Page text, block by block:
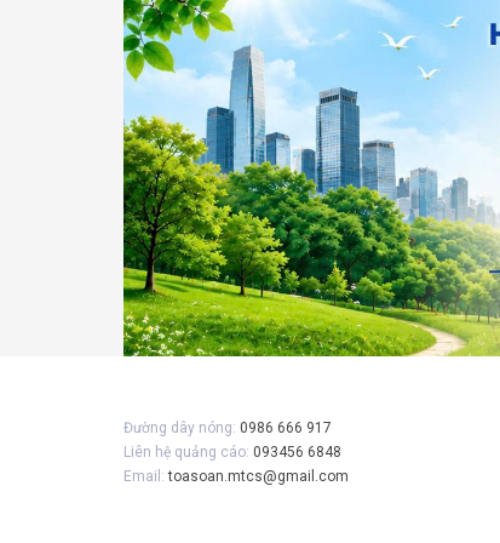
Đường dây nóng: 0986 666 917
Liên hệ quảng cáo: 093456 6848
Email:toasoan.mtcs@gmail.com